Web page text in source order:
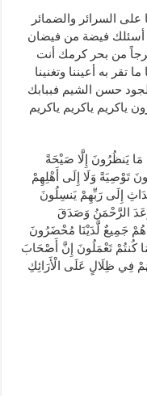
على السرائر والضمائر
أسئلك فيضة من فيضان
من بحر كرمك أنت
به أعيننا وتغنينا
حسن الشيم فببابك
ياكريم ياكريم ياكريم
يَنظُرُونَ إِلَّا صَيْحَةً
تَوْصِيَةً وَلَا إِلَى أَهْلِهِمْ
إِلَى رَبِّهِمْ يَنسِلُونَ
وَعَدَ الرَّحْمَنُ وَصَدَقَ
هُمْ جَمِيعٌ لَّدَيْنَا مُحْضَرُونَ
كُنتُمْ تَعْمَلُونَ إِنَّ أَصْحَابَ
فِي ظِلَالٍ عَلَى الْأَرَائِكِ